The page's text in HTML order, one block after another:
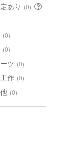
あり (0)
(0)
(0)
ツ (0)
作 (0)
(0)